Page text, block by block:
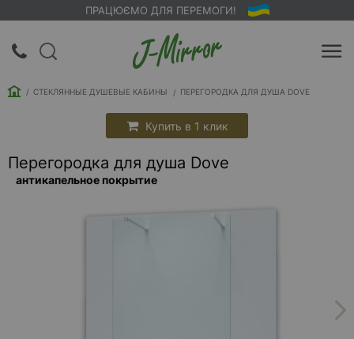
ПРАЦЮЄМО ДЛЯ ПЕРЕМОГИ!
СТЕКЛЯННЫЕ ДУШЕВЫЕ КАБИНЫ ПЕРЕГОРОДКА ДЛЯ ДУША DOVE
Купить в 1 клик
Перегородка для душа Dove
антикапельное покрытие